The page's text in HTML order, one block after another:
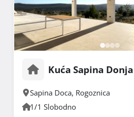
Kuća Sapina Donja
Sapina Doca, Rogoznica
1/1 Slobodno